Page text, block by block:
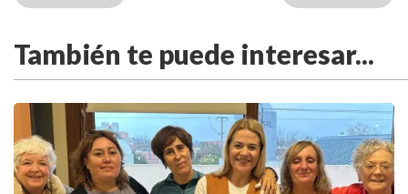
También te puede interesar...